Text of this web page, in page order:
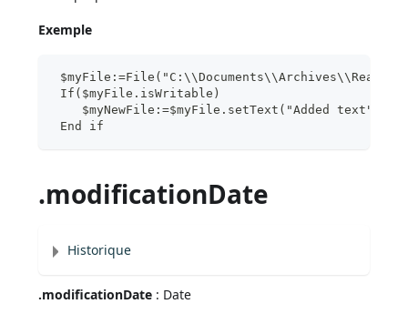
Exemple
If($myFile.isWritable)
    $myNewFile:=$myFile.setText("Added text")
End if
.modificationDate
Historique
.modificationDate : Date